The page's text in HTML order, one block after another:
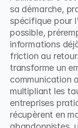
sa démarche,
spécifique pour
possible,
informations
friction au
transforme un
communication
multipliant les
entreprises
récupèrent en